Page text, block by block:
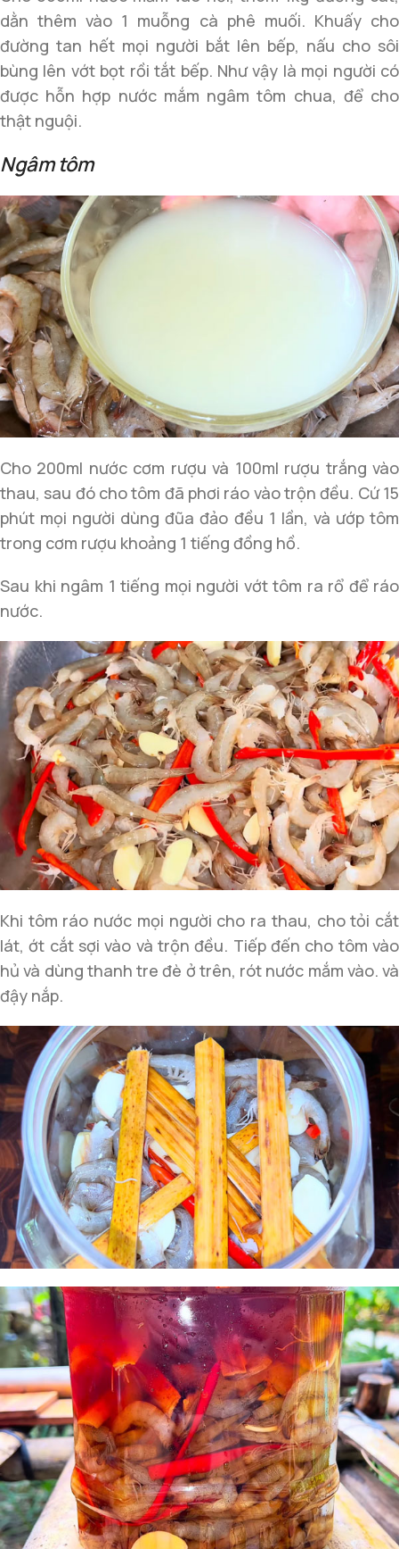
dằn thêm vào 1 muỗng cà phê muối. Khuấy cho
đường tan hết mọi người bắt lên bếp, nấu cho sôi
bùng lên vớt bọt rồi tắt bếp. Như vậy là mọi người có
được hỗn hợp nước mắm ngâm tôm chua, để cho
thật nguội.
Ngâm tôm
Cho 200ml nước cơm rượu và 100ml rượu trắng vào
thau, sau đó cho tôm đã phơi ráo vào trộn đều. Cứ 15
phút mọi người dùng đũa đảo đều 1 lần, và ướp tôm
trong cơm rượu khoảng 1 tiếng đồng hồ.
Sau khi ngâm 1 tiếng mọi người vớt tôm ra rổ để ráo
nước.
Khi tôm ráo nước mọi người cho ra thau, cho tỏi cắt
lát, ớt cắt sợi vào và trộn đều. Tiếp đến cho tôm vào
hủ và dùng thanh tre đè ở trên, rót nước mắm vào. và
đậy nắp.